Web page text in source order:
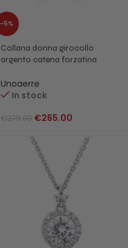
-5%
Collana donna girocollo
argento catena forzatina
Unoaerre
In stock
€279.00 €265.00